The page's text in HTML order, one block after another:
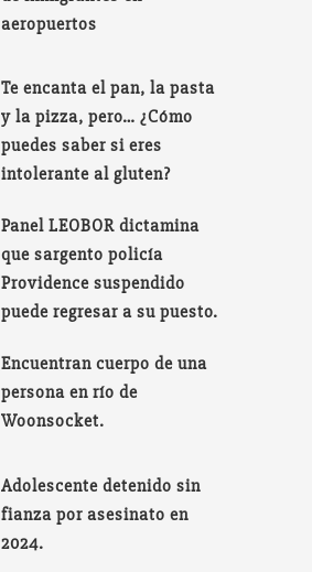
aeropuertos
Te encanta el pan, la pasta
y la pizza, pero… ¿Cómo
puedes saber si eres
intolerante al gluten?
Panel LEOBOR dictamina
que sargento policía
Providence suspendido
puede regresar a su puesto.
Encuentran cuerpo de una
persona en río de
Woonsocket.
Adolescente detenido sin
fianza por asesinato en
2024.